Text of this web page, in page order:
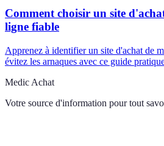
Comment choisir un site
ligne fiable
Apprenez à identifier un site d'achat de
évitez les arnaques avec ce guide
Medic Achat
Votre source d'information pour tout